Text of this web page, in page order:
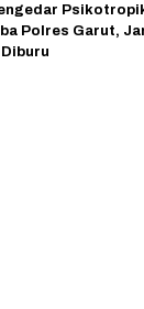
Polres Garut,